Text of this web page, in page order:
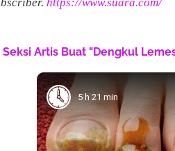
Artis Buat "Dengkul
5 h 21 min